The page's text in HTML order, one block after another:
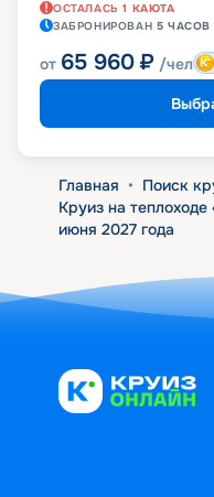
ОСТАЛАСЬ 1 КАЮТА
ЗАБРОНИРОВАН 5 ЧАСОВ
от 65 960 ₽ /чел
Главная • Поиск
Круиз на
июня 2027 года